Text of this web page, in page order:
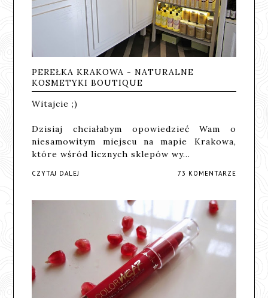
PEREŁKA KRAKOWA - NATURALNE
KOSMETYKI BOUTIQUE
Witajcie ;)
Dzisiaj chciałabym opowiedzieć Wam o
niesamowitym miejscu na mapie Krakowa,
które wśród licznych sklepów wy…
CZYTAJ DALEJ 73 KOMENTARZE